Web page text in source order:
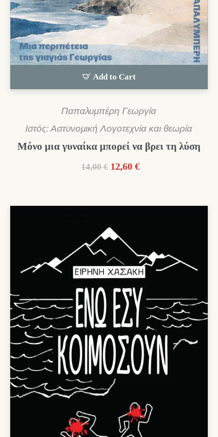
Add to Cart
Παπαλυμπέρη Γεωργία
Ιστός: Αστυνομική Λογοτεχνία και θεωρία
Μόνο μια γυναίκα μπορεί να βρει τη λύση
14,00 € Original
14,00 €.
12,60 €Η
είναι: